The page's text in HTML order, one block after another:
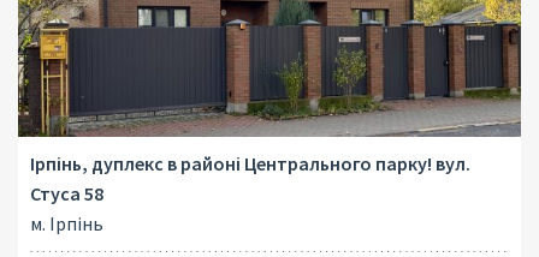
Ірпінь, дуплекс в районі Центрального парку! вул.
Стуса 58
м. Ірпінь